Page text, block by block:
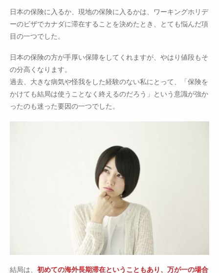
日本の保険に入るか、現地の保険に入るかは、ワーキングホリデ
ーのビザでカナダに滞在することを決めたとき、とても悩んだ項
目の一つでした。
日本の保険の方が手厚い保障をしてくれますが、やはり値段もそ
の分高くなります。
過去、大きな病気や怪我をした経験のない私にとって、「保険を
かけても結局は使うことなく終えるのだろう」という意識が強か
ったのも迷った要因の一つでした。
結局は、 初めての海外長期滞在ということもあり、万が一の場合